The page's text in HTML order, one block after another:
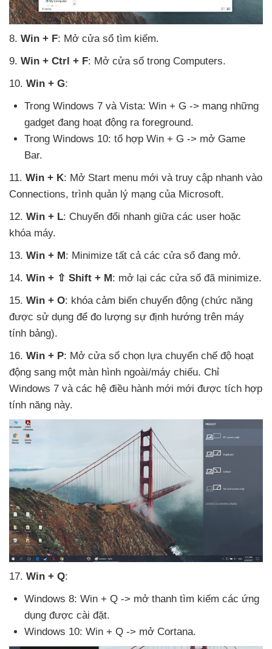
8. Win + F: Mở cửa sổ tìm kiếm.
9. Win + Ctrl + F: Mở cửa sổ trong Computers.
10. Win + G:
Trong Windows 7 và Vista: Win + G -> mang những
gadget đang hoạt động ra foreground.
Trong Windows 10: tổ hợp Win + G -> mở Game
Bar.
11. Win + K: Mở Start menu mới và truy cập nhanh vào
Connections, trình quản lý mạng của Microsoft.
12. Win + L: Chuyển đổi nhanh giữa các user hoặc
khóa máy.
13. Win + M: Minimize tất cả các cửa sổ đang mở.
14. Win + ⇧ Shift + M: mở lại các cửa sổ đã minimize.
15. Win + O: khóa cảm biến chuyển động (chức năng
được sử dụng để đo lượng sự định hướng trên máy
tính bảng).
16. Win + P: Mở cửa sổ chọn lựa chuyển chế độ hoạt
động sang một màn hình ngoài/máy chiếu. Chỉ
Windows 7 và các hệ điều hành mới mới được tích hợp
tính năng này.
17. Win + Q:
Windows 8: Win + Q -> mở thanh tìm kiếm các ứng
dụng được cài đặt.
Windows 10: Win + Q -> mở Cortana.